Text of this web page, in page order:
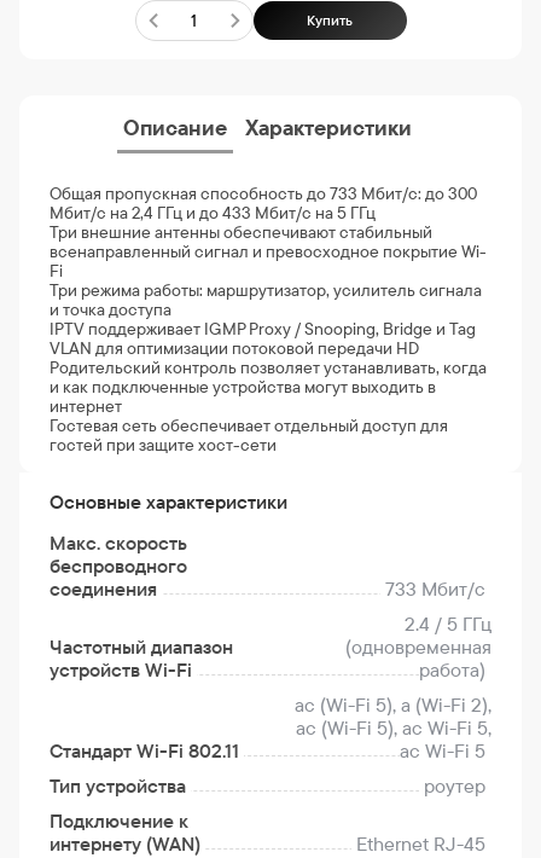
Купить
Описание Характеристики
Общая пропускная способность до 733 Мбит/с: до 300
Мбит/с на 2,4 ГГц и до 433 Мбит/с на 5 ГГц
Три внешние антенны обеспечивают стабильный
всенаправленный сигнал и превосходное покрытие Wi-
Fi
Три режима работы: маршрутизатор, усилитель сигнала
и точка доступа
IPTV поддерживает IGMP Proxy / Snooping, Bridge и Tag
VLAN для оптимизации потоковой передачи HD
Родительский контроль позволяет устанавливать, когда
и как подключенные устройства могут выходить в
интернет
Гостевая сеть обеспечивает отдельный доступ для
гостей при защите хост-сети
Основные характеристики
Макс. скорость
беспроводного
соединения
733 Мбит/с
Частотный диапазон
устройств Wi-Fi
2.4 / 5 ГГц
(одновременная
работа)
Стандарт Wi-Fi 802.11
ac (Wi-Fi 5), a (Wi-Fi 2),
ac (Wi-Fi 5), ac Wi-Fi 5,
ac Wi-Fi 5
Тип устройства
роутер
Подключение к
интернету (WAN)
Ethernet RJ-45